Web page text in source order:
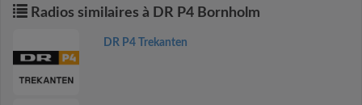
Radios similaires à DR P4 Bornholm
DR P4 Trekanten